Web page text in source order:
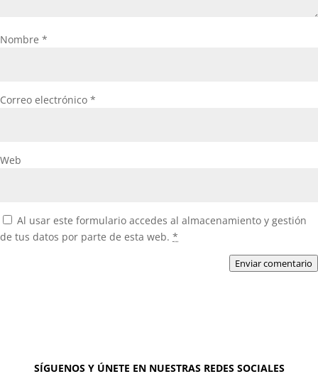
Nombre *
Correo electrónico *
Web
Al usar este formulario accedes al almacenamiento y gestión
de tus datos por parte de esta web. *
Enviar comentario
SÍGUENOS Y ÚNETE EN NUESTRAS REDES SOCIALES